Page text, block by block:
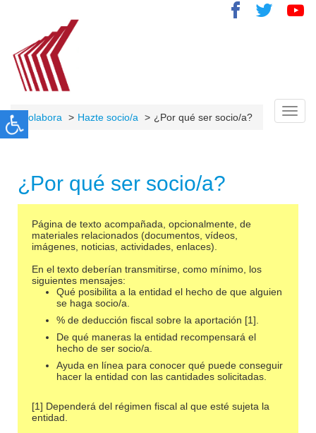
Colabora Hazte socio/a ¿Por qué ser socio/a?
¿Por qué ser socio/a?
Página de texto acompañada, opcionalmente, de
materiales relacionados (documentos, vídeos,
imágenes, noticias, actividades, enlaces).
En el texto deberían transmitirse, como mínimo, los
siguientes mensajes:
Qué posibilita a la entidad el hecho de que alguien
se haga socio/a.
% de deducción fiscal sobre la aportación [1].
De qué maneras la entidad recompensará el
hecho de ser socio/a.
Ayuda en línea para conocer qué puede conseguir
hacer la entidad con las cantidades solicitadas.
[1] Dependerá del régimen fiscal al que esté sujeta la
entidad.